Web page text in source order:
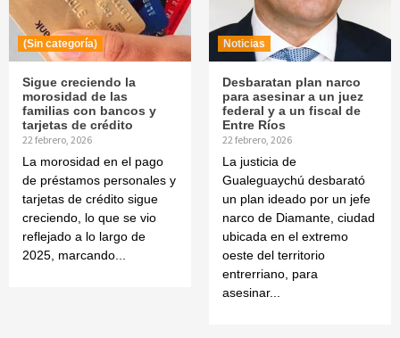
(Sin categoría)
Sigue creciendo la
morosidad de las
familias con bancos y
tarjetas de crédito
22 febrero, 2026
La morosidad en el pago
de préstamos personales y
tarjetas de crédito sigue
creciendo, lo que se vio
reflejado a lo largo de
2025, marcando...
Noticias
Desbaratan plan narco
para asesinar a un juez
federal y a un fiscal de
Entre Ríos
22 febrero, 2026
La justicia de
Gualeguaychú desbarató
un plan ideado por un jefe
narco de Diamante, ciudad
ubicada en el extremo
oeste del territorio
entrerriano, para
asesinar...